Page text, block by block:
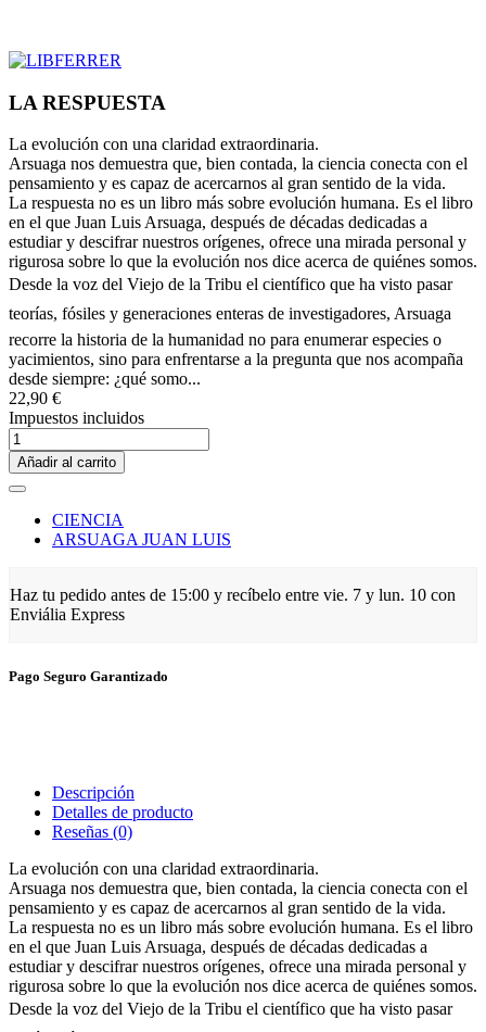
LA RESPUESTA
La evolución con una claridad extraordinaria.
Arsuaga nos demuestra que, bien contada, la ciencia conecta con el
pensamiento y es capaz de acercarnos al gran sentido de la vida.
La respuesta no es un libro más sobre evolución humana. Es el libro
en el que Juan Luis Arsuaga, después de décadas dedicadas a
estudiar y descifrar nuestros orígenes, ofrece una mirada personal y
rigurosa sobre lo que la evolución nos dice acerca de quiénes somos.
Desde la voz del Viejo de la Tribu el científico que ha visto pasar
teorías, fósiles y generaciones enteras de investigadores, Arsuaga
recorre la historia de la humanidad no para enumerar especies o
yacimientos, sino para enfrentarse a la pregunta que nos acompaña
desde siempre: ¿qué somo...
22,90 €
Impuestos incluidos
Añadir al carrito
CIENCIA
ARSUAGA JUAN LUIS
Haz tu pedido antes de 15:00 y recíbelo entre vie. 7 y lun. 10 con
Enviália Express
Pago Seguro Garantizado
Descripción
Detalles de producto
Reseñas (0)
La evolución con una claridad extraordinaria.
Arsuaga nos demuestra que, bien contada, la ciencia conecta con el
pensamiento y es capaz de acercarnos al gran sentido de la vida.
La respuesta no es un libro más sobre evolución humana. Es el libro
en el que Juan Luis Arsuaga, después de décadas dedicadas a
estudiar y descifrar nuestros orígenes, ofrece una mirada personal y
rigurosa sobre lo que la evolución nos dice acerca de quiénes somos.
Desde la voz del Viejo de la Tribu el científico que ha visto pasar